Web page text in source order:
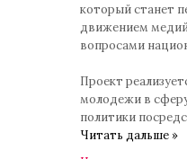
который станет
движением
вопросами
Проект
молодежи в
политики
Читать дальше »